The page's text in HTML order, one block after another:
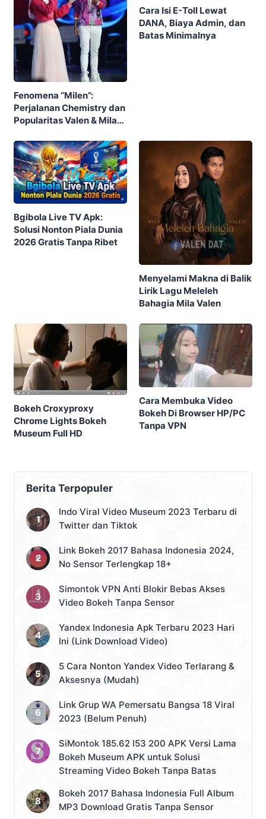
Fenomena “Milen”:
Perjalanan Chemistry dan
Popularitas Valen & Mila
Publik
Cara Isi E-Toll Lewat
DANA, Biaya Admin, dan
Batas Minimalnya
Bgibola Live TV Apk:
Solusi Nonton Piala Dunia
2026 Gratis Tanpa Ribet
Menyelami Makna di Balik
Lirik Lagu Meleleh
Bahagia Mila Valen
Bokeh Croxyproxy
Chrome Lights Bokeh
Museum Full HD
Cara Membuka Video
Bokeh Di Browser HP/PC
Tanpa VPN
Berita Terpopuler
Indo Viral Video Museum 2023 Terbaru di
Twitter dan Tiktok
Link Bokeh 2017 Bahasa Indonesia 2024,
No Sensor Terlengkap 18+
Simontok VPN Anti Blokir Bebas Akses
Video Bokeh Tanpa Sensor
Yandex Indonesia Apk Terbaru 2023 Hari
Ini (Link Download Video)
5 Cara Nonton Yandex Video Terlarang &
Aksesnya (Mudah)
Link Grup WA Pemersatu Bangsa 18 Viral
2023 (Belum Penuh)
SiMontok 185.62 l53 200 APK Versi Lama
Bokeh Museum APK untuk Solusi
Streaming Video Bokeh Tanpa Batas
Bokeh 2017 Bahasa Indonesia Full Album
MP3 Download Gratis Tanpa Sensor